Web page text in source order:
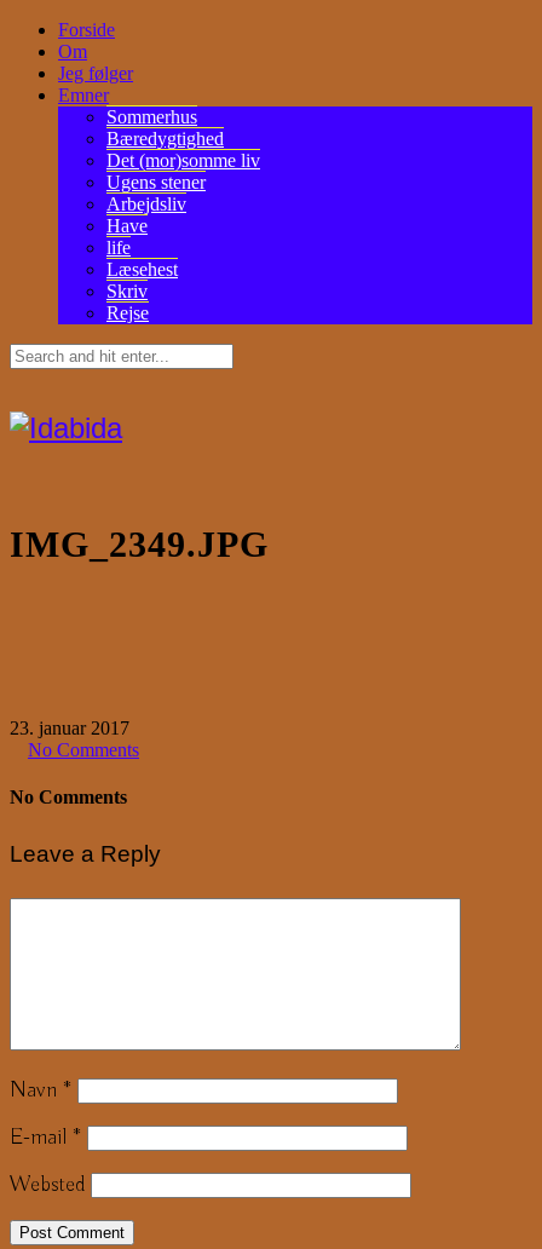
Forside
Om
Jeg følger
Emner
Sommerhus
Bæredygtighed
Det (mor)somme liv
Ugens stener
Arbejdsliv
Have
life
Læsehest
Skriv
Rejse
IMG_2349.JPG
23. januar 2017
No Comments
No Comments
Leave a Reply
Navn *
E-mail *
Websted